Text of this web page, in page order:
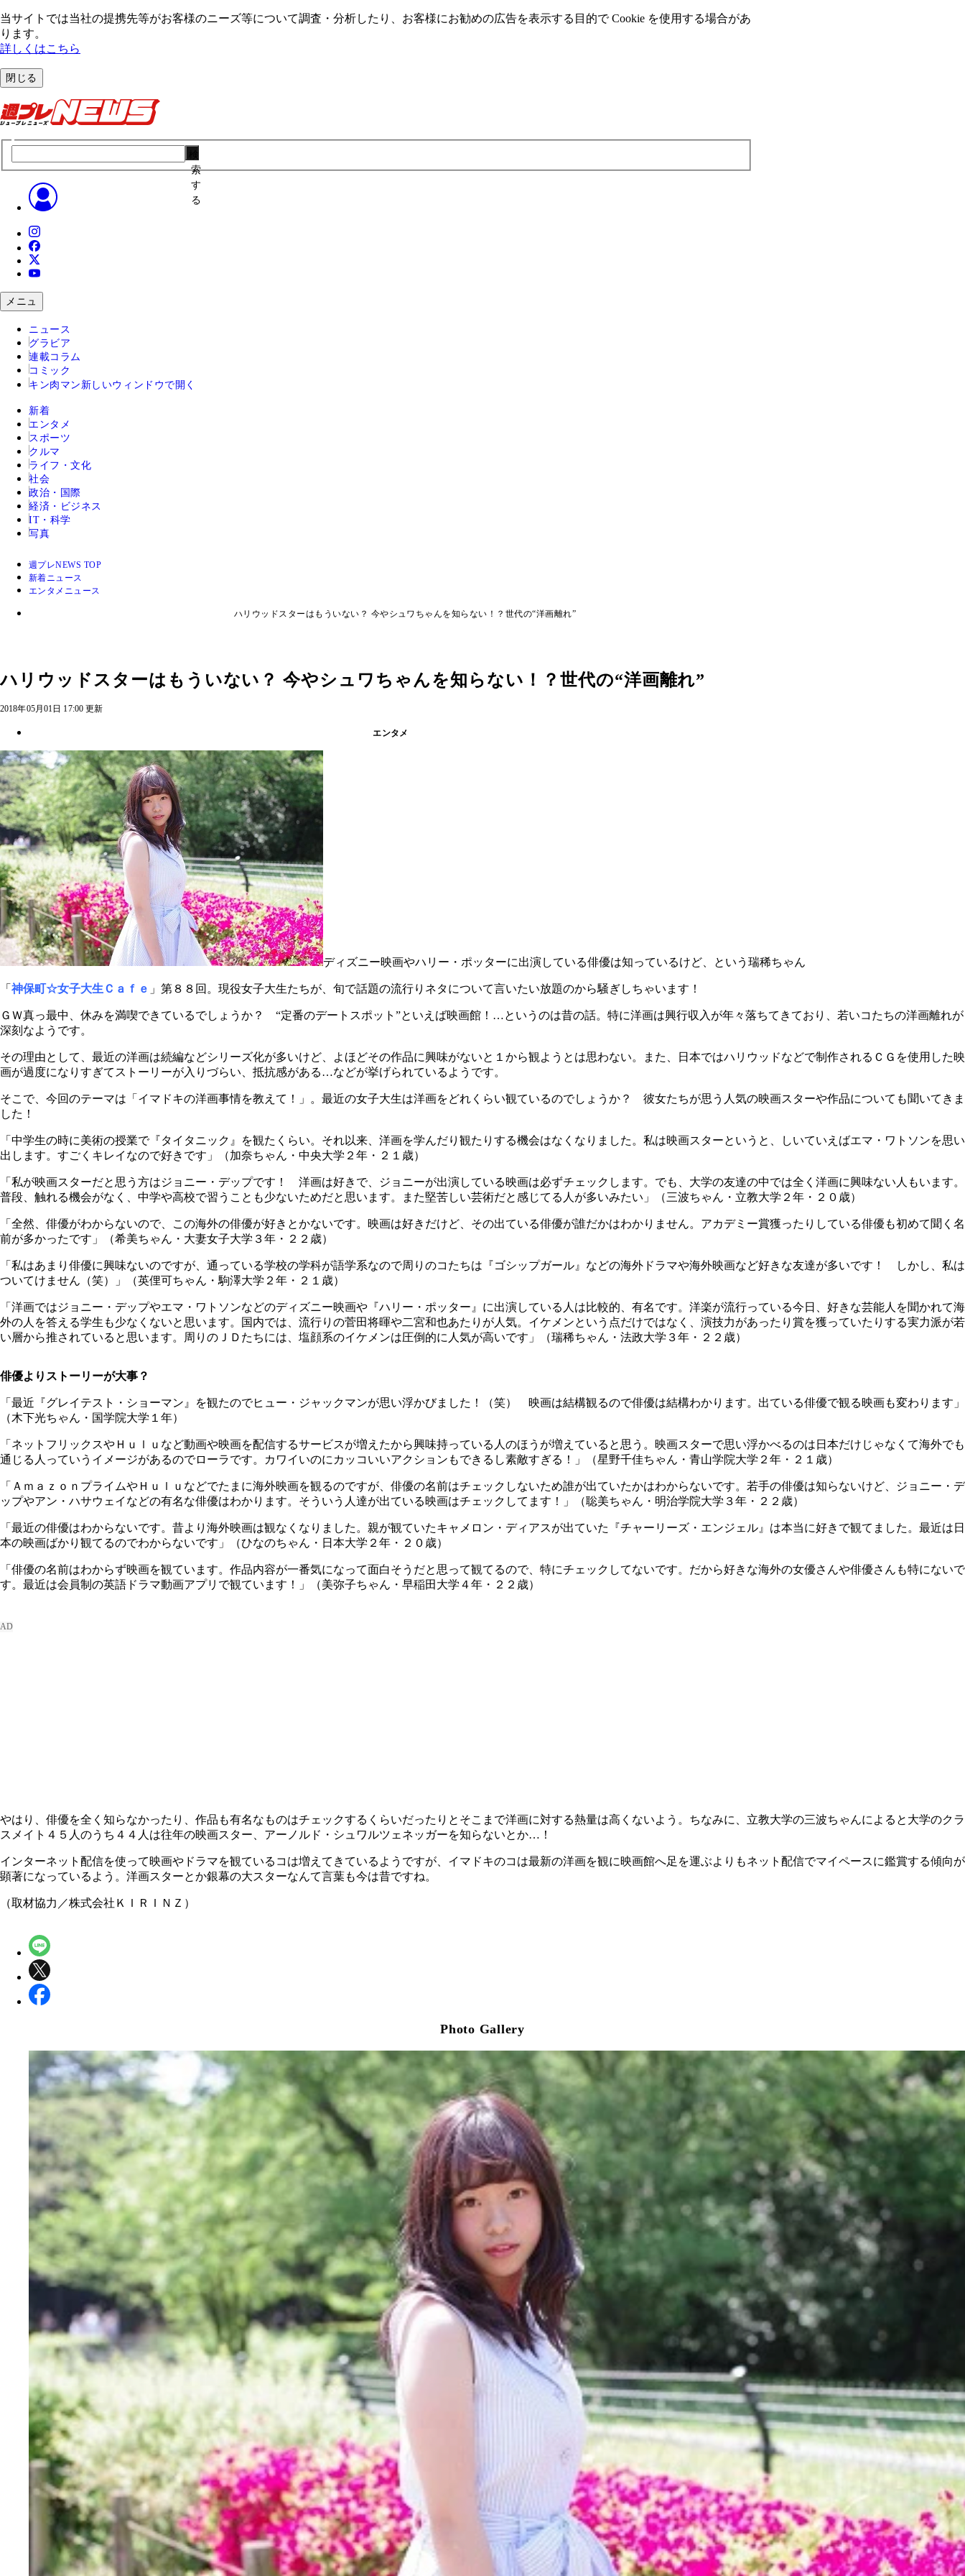
当サイトでは当社の提携先等がお客様のニーズ等について調査・分析したり、お客様にお勧めの広告を表⽰する⽬的で Cookie を使⽤する場合があ
ります。
詳しくはこちら
閉じる
索
す
る
メニュ
ニュース
グラビア
連載コラム
コミック
キン肉マン 新しいウィンドウで開く
新着
エンタメ
スポーツ
クルマ
ライフ・文化
社会
政治・国際
経済・ビジネス
IT・科学
写真
週プレNEWS TOP
新着ニュース
エンタメニュース
ハリウッドスターはもういない？ 今やシュワちゃんを知らない！？世代の“洋画離れ”
ハリウッドスターはもういない？ 今やシュワちゃんを知らない！？世代の“洋画離れ”
2018年05月01日 17:00 更新
エンタメ
ディズニー映画やハリー・ポッターに出演している俳優は知っているけど、という瑞稀ちゃん
「 神保町☆女子大生Ｃａｆｅ 」第８８回。現役女子大生たちが、旬で話題の流行りネタについて言いたい放題のから騒ぎしちゃいます！
ＧＷ真っ最中、休みを満喫できているでしょうか？ “定番のデートスポット”といえば映画館！…というのは昔の話。特に洋画は興行収入が年々落ちてきており、若いコたちの洋画離れが
深刻なようです。
その理由として、最近の洋画は続編などシリーズ化が多いけど、よほどその作品に興味がないと１から観ようとは思わない。また、日本ではハリウッドなどで制作されるＣＧを使用した映
画が過度になりすぎてストーリーが入りづらい、抵抗感がある…などが挙げられているようです。
そこで、今回のテーマは「イマドキの洋画事情を教えて！」。最近の女子大生は洋画をどれくらい観ているのでしょうか？ 彼女たちが思う人気の映画スターや作品についても聞いてきま
した！
「中学生の時に美術の授業で『タイタニック』を観たくらい。それ以来、洋画を学んだり観たりする機会はなくなりました。私は映画スターというと、しいていえばエマ・ワトソンを思い
出します。すごくキレイなので好きです」（加奈ちゃん・中央大学２年・２１歳）
「私が映画スターだと思う方はジョニー・デップです！ 洋画は好きで、ジョニーが出演している映画は必ずチェックします。でも、大学の友達の中では全く洋画に興味ない人もいます。
普段、触れる機会がなく、中学や高校で習うことも少ないためだと思います。また堅苦しい芸術だと感じてる人が多いみたい」（三波ちゃん・立教大学２年・２０歳）
「全然、俳優がわからないので、この海外の俳優が好きとかないです。映画は好きだけど、その出ている俳優が誰だかはわかりません。アカデミー賞獲ったりしている俳優も初めて聞く名
前が多かったです」（希美ちゃん・大妻女子大学３年・２２歳）
「私はあまり俳優に興味ないのですが、通っている学校の学科が語学系なので周りのコたちは『ゴシップガール』などの海外ドラマや海外映画など好きな友達が多いです！ しかし、私は
ついてけません（笑）」（英俚可ちゃん・駒澤大学２年・２１歳）
「洋画ではジョニー・デップやエマ・ワトソンなどのディズニー映画や『ハリー・ポッター』に出演している人は比較的、有名です。洋楽が流行っている今日、好きな芸能人を聞かれて海
外の人を答える学生も少なくないと思います。国内では、流行りの菅田将暉や二宮和也あたりが人気。イケメンという点だけではなく、演技力があったり賞を獲っていたりする実力派が若
い層から推されていると思います。周りのＪＤたちには、塩顔系のイケメンは圧倒的に人気が高いです」（瑞稀ちゃん・法政大学３年・２２歳）
俳優よりストーリーが大事？
「最近『グレイテスト・ショーマン』を観たのでヒュー・ジャックマンが思い浮かびました！（笑） 映画は結構観るので俳優は結構わかります。出ている俳優で観る映画も変わります」
（木下光ちゃん・国学院大学１年）
「ネットフリックスやＨｕｌｕなど動画や映画を配信するサービスが増えたから興味持っている人のほうが増えていると思う。映画スターで思い浮かべるのは日本だけじゃなくて海外でも
通じる人っていうイメージがあるのでローラです。カワイいのにカッコいいアクションもできるし素敵すぎる！」（星野千佳ちゃん・青山学院大学２年・２１歳）
「ＡｍａｚｏｎプライムやＨｕｌｕなどでたまに海外映画を観るのですが、俳優の名前はチェックしないため誰が出ていたかはわからないです。若手の俳優は知らないけど、ジョニー・デ
ップやアン・ハサウェイなどの有名な俳優はわかります。そういう人達が出ている映画はチェックしてます！」（聡美ちゃん・明治学院大学３年・２２歳）
「最近の俳優はわからないです。昔より海外映画は観なくなりました。親が観ていたキャメロン・ディアスが出ていた『チャーリーズ・エンジェル』は本当に好きで観てました。最近は日
本の映画ばかり観てるのでわからないです」（ひなのちゃん・日本大学２年・２０歳）
「俳優の名前はわからず映画を観ています。作品内容が一番気になって面白そうだと思って観てるので、特にチェックしてないです。だから好きな海外の女優さんや俳優さんも特にないで
す。最近は会員制の英語ドラマ動画アプリで観ています！」（美弥子ちゃん・早稲田大学４年・２２歳）
やはり、俳優を全く知らなかったり、作品も有名なものはチェックするくらいだったりとそこまで洋画に対する熱量は高くないよう。ちなみに、立教大学の三波ちゃんによると大学のクラ
スメイト４５人のうち４４人は往年の映画スター、アーノルド・シュワルツェネッガーを知らないとか…！
インターネット配信を使って映画やドラマを観ているコは増えてきているようですが、イマドキのコは最新の洋画を観に映画館へ足を運ぶよりもネット配信でマイペースに鑑賞する傾向が
顕著になっているよう。洋画スターとか銀幕の大スターなんて言葉も今は昔ですね。
（取材協力／株式会社ＫＩＲＩＮＺ）
Photo Gallery